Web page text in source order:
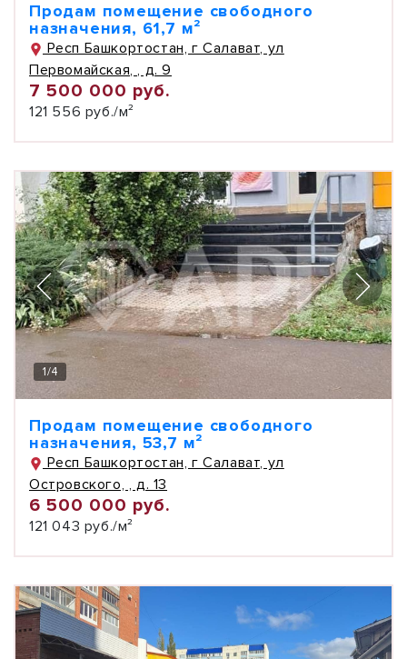
Продам помещение свободного
назначения, 61,7 м²
Респ Башкортостан, г Салават, ул
Первомайская, , д. 9
7 500 000 руб.
121 556 руб./м²
1/4
Продам помещение свободного
назначения, 53,7 м²
Респ Башкортостан, г Салават, ул
Островского, , д. 13
6 500 000 руб.
121 043 руб./м²